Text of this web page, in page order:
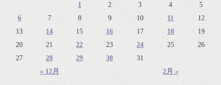
« 12月 2月 »
1 2 3 4
5
6
7 8 9 10 11
12
13
14 15 16 17 18
19
20
21 22 23 24 25
26
27
28 29 30 31